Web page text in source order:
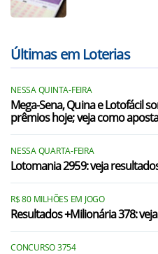
Últimas em Loterias
NESSA QUINTA-FEIRA
Mega-Sena, Quina e Lotofácil
prêmios hoje; veja como
NESSA QUARTA-FEIRA
Lotomania 2959: veja
R$ 80 MILHÕES EM JOGO
Resultados +Milionária 378:
CONCURSO 3754